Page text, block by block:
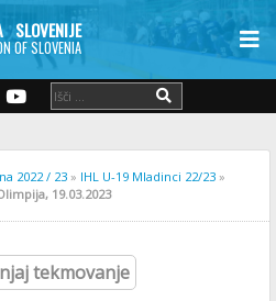
SLOVENIJE
OF SLOVENIA
2022 / 23 » IHL U-19 Mladinci 22/23 »
19.03.2023
tekmovanje